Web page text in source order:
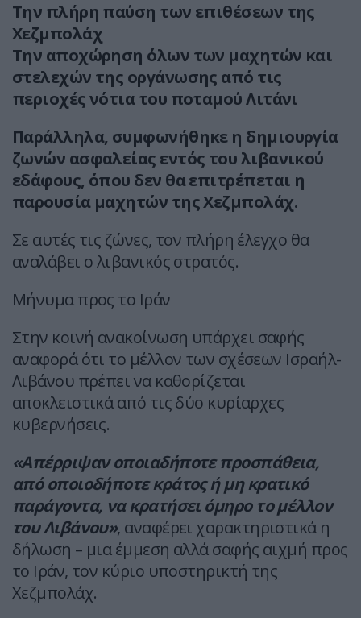
Την πλήρη παύση των επιθέσεων της
Χεζμπολάχ
Την αποχώρηση όλων των μαχητών και
στελεχών της οργάνωσης από τις
περιοχές νότια του ποταμού Λιτάνι
Παράλληλα, συμφωνήθηκε η δημιουργία
ζωνών ασφαλείας εντός του λιβανικού
εδάφους, όπου δεν θα επιτρέπεται η
παρουσία μαχητών της Χεζμπολάχ.
Σε αυτές τις ζώνες, τον πλήρη έλεγχο θα
αναλάβει ο λιβανικός στρατός.
Μήνυμα προς το Ιράν
Στην κοινή ανακοίνωση υπάρχει σαφής
αναφορά ότι το μέλλον των σχέσεων Ισραήλ-
Λιβάνου πρέπει να καθορίζεται
αποκλειστικά από τις δύο κυρίαρχες
κυβερνήσεις.
«Απέρριψαν οποιαδήποτε προσπάθεια,
από οποιοδήποτε κράτος ή μη κρατικό
παράγοντα, να κρατήσει όμηρο το μέλλον
του Λιβάνου», αναφέρει χαρακτηριστικά η
δήλωση – μια έμμεση αλλά σαφής αιχμή προς
το Ιράν, τον κύριο υποστηρικτή της
Χεζμπολάχ.